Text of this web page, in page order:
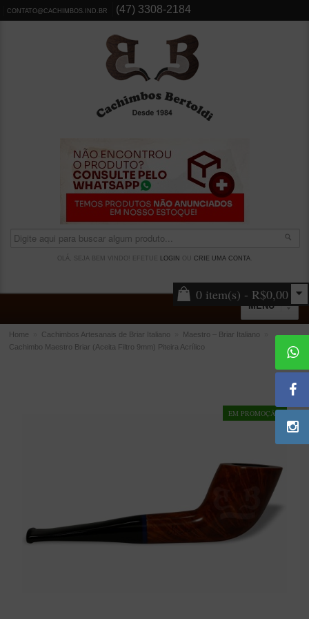
CONTATO@CACHIMBOS.IND.BR (47) 3308-2184
OLÁ, SEJA BEM VINDO! EFETUE LOGIN CRIE UMA CONTA.
0 item(s) - R$0,00
MENU
ACESSÓRIOS
Limpadores para Cachimbo
Bolsas para Cachimbo
Home Cachimbos Artesanais de Briar Italiano Maestro – Briar Italiano
Cachimbo Maestro Briar (Aceita Filtro 9mm) Piteira Acrílico
EM PROMOÇÃO!